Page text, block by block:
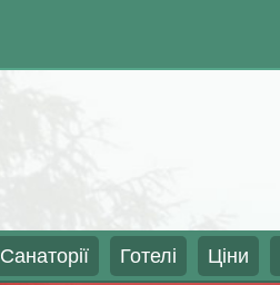
Санаторії Готелі Ціни